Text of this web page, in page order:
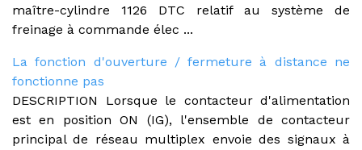
maître-cylindre 1126 DTC relatif au système de
freinage à commande élec ...
La fonction d'ouverture / fermeture à distance ne
fonctionne pas
DESCRIPTION Lorsque le contacteur d'alimentation
est en position ON (IG), l'ensemble de contacteur
principal de réseau multiplex envoie des signaux à